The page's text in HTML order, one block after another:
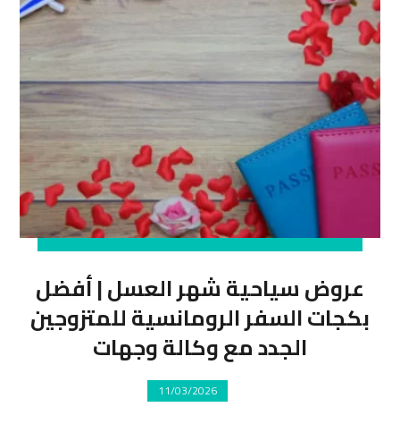
عروض سياحية شهر العسل | أفضل
بكجات السفر الرومانسية للمتزوجين
الجدد مع وكالة وجهات
11/03/2026